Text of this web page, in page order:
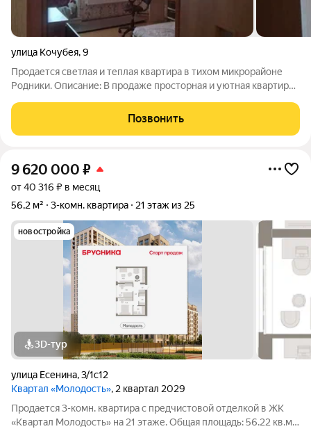
улица Кочубея,9
Продается светлая и теплая квартира в тихом микрорайоне
Родники. Описание: В продаже просторная и уютная квартира .
парковка). О районе и инфраструктуре: Всё необходимое в
пешей доступности:
Позвонить
9 620 000 ₽
от 40 316 ₽ в месяц
56,2 м²
3-комн. квартира 21 этаж из 25
новостройка
3D-тур
улица Есенина,3/1с12
Квартал «Молодость», 2 квартал 2029
Продается 3-комн. квартира с предчистовой отделкой в ЖК
«Квартал Молодость» на 21 этаже. Общая площадь: 56.22 кв.м.,